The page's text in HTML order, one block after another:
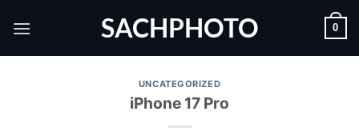
qua
SACHPHOTO 0
UNCATEGORIZED
iPhone 17 Pro